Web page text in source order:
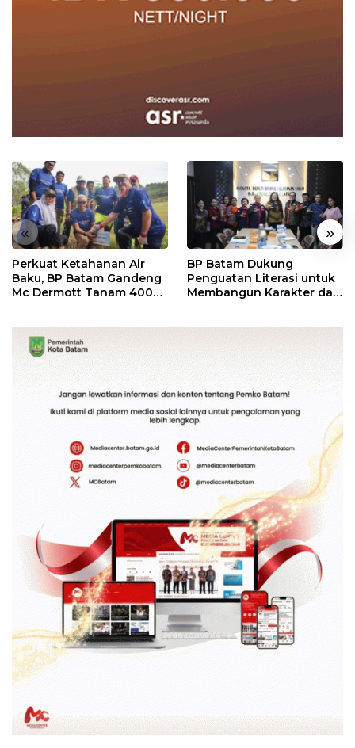
« »
Perkuat Ketahanan Air
Baku, BP Batam Gandeng
Mc Dermott Tanam 400
BP Batam Dukung
Penguatan Literasi untuk
Membangun Karakter dan